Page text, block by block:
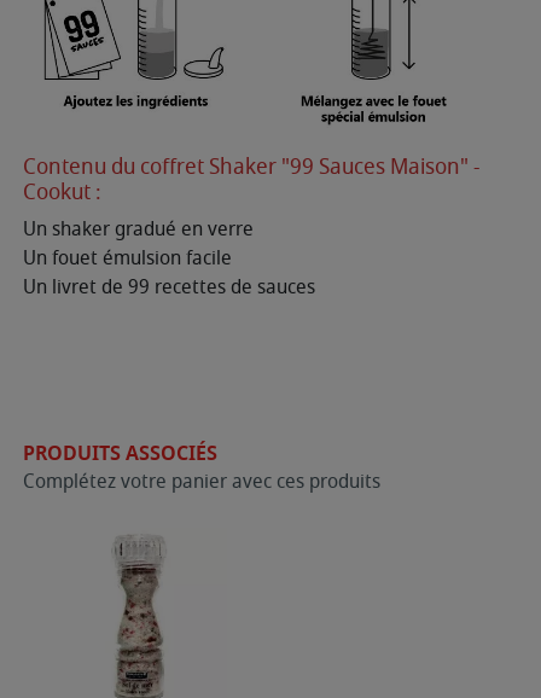
Contenu du coffret Shaker "99 Sauces Maison" -
Cookut :
Un shaker gradué en verre
Un fouet émulsion facile
Un livret de 99 recettes de sauces
PRODUITS ASSOCIÉS
Complétez votre panier avec ces produits